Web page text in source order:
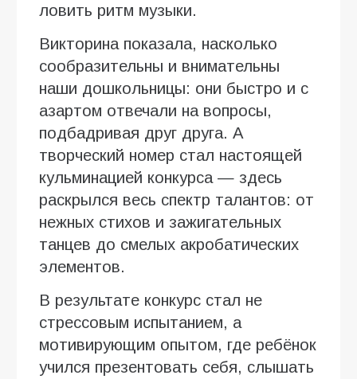
ловить ритм музыки.
Викторина показала, насколько
сообразительны и внимательны
наши дошкольницы: они быстро и с
азартом отвечали на вопросы,
подбадривая друг друга. А
творческий номер стал настоящей
кульминацией конкурса — здесь
раскрылся весь спектр талантов: от
нежных стихов и зажигательных
танцев до смелых акробатических
элементов.
В результате конкурс стал не
стрессовым испытанием, а
мотивирующим опытом, где ребёнок
учился презентовать себя, слышать